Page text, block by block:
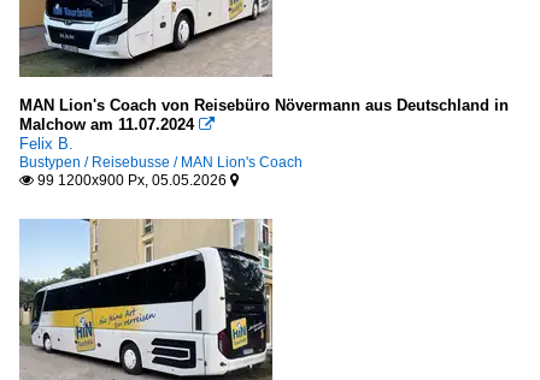
MAN Lion's Coach von Reisebüro Növermann aus Deutschland in
Malchow am 11.07.2024 
Felix B.
Bustypen / Reisebusse / MAN Lion's Coach
 99 1200x900 Px, 05.05.2026 